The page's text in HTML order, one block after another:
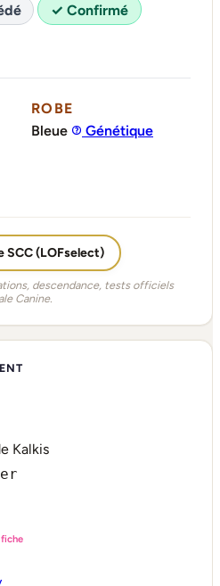
✓ Confirmé
ROBE
Bleue
Génétique
(LOFselect)
descendance, tests officiels
Canine.
Kalkis